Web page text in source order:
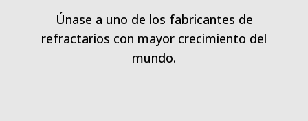
Únase a uno de los fabricantes de
refractarios con mayor crecimiento del
mundo.